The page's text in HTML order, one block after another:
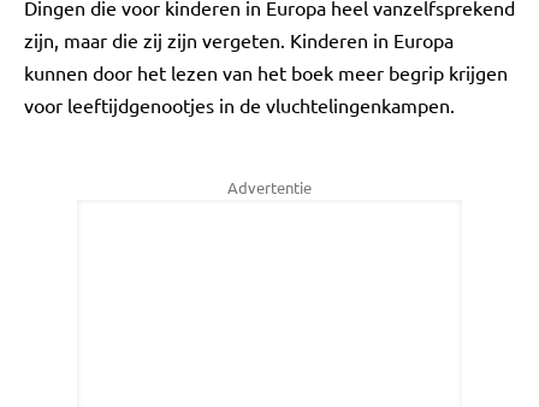
Dingen die voor kinderen in Europa heel vanzelfsprekend
zijn, maar die zij zijn vergeten. Kinderen in Europa
kunnen door het lezen van het boek meer begrip krijgen
voor leeftijdgenootjes in de vluchtelingenkampen.
Advertentie